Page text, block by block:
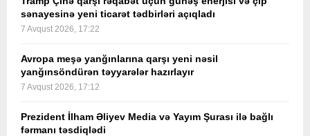
sənayesinə yeni ticarət tədbirləri açıqladı
7 Avqust 2026, 17:22
Avropa meşə yanğınlarına qarşı yeni nəsil
yanğınsöndürən təyyarələr hazırlayır
7 Avqust 2026, 17:12
Prezident İlham Əliyev Media və Yayım Şurası ilə bağlı
fərmanı təsdiqlədi